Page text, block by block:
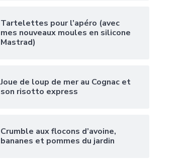
Tartelettes pour l’apéro (avec
mes nouveaux moules en silicone
Mastrad)
Joue de loup de mer au Cognac et
son risotto express
Crumble aux flocons d’avoine,
bananes et pommes du jardin